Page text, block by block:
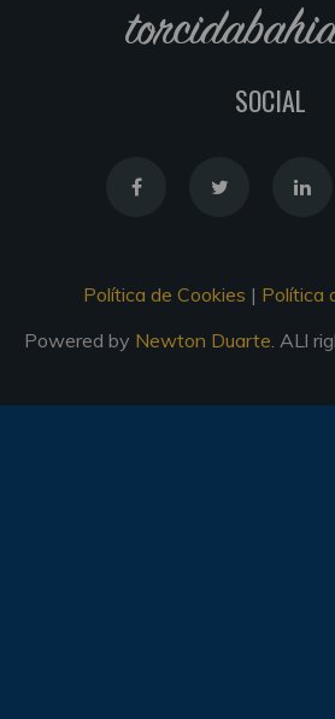
SOCIAL
Política de Cookies | Política
Powered by Newton Duarte . ALl